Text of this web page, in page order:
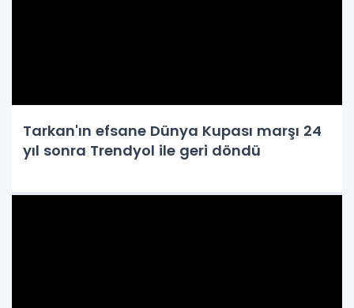
Tarkan'ın efsane Dünya Kupası marşı 24
yıl sonra Trendyol ile geri döndü